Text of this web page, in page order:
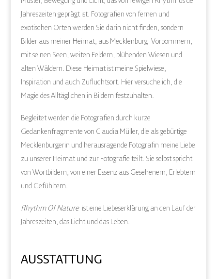
Jahreszeiten geprägt ist. Fotografien von fernen und
exotischen Orten werden Sie darin nicht finden, sondern
Bilder aus meiner Heimat, aus Mecklenburg-Vorpommern,
mit seinen Seen, weiten Feldern, blühenden Wiesen und
alten Wäldern. Diese Heimat ist meine Spielwiese,
Inspiration und auch Zufluchtsort. Hier versuche ich, die
Magie des Alltäglichen in Bildern festzuhalten.
Begleitet werden die Fotografien durch kurze
Gedankenfragmente von Claudia Müller, die als gebürtige
Mecklenburgerin und herausragende Fotografin meine Liebe
zu unserer Heimat und zur Fotografie teilt. Sie selbst spricht
von Wortbildern, von einer Essenz aus Gesehenem, Erlebtem
und Gefühltem.
Rhythm Of Nature ist eine Liebeserklärung an den Lauf der
Jahreszeiten, das Licht und das Leben.
AUSSTATTUNG